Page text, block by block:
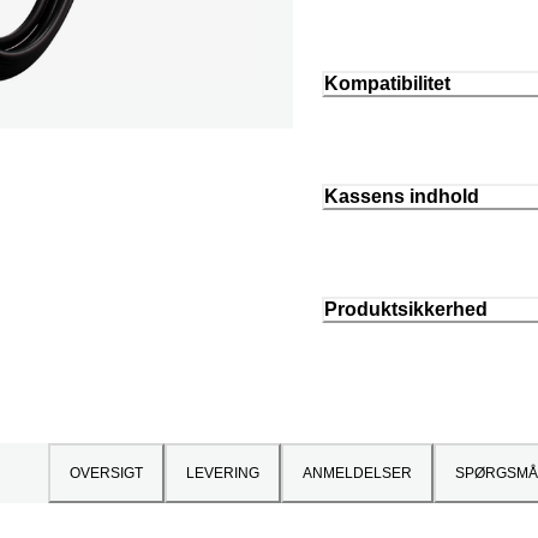
Kompatibilitet
Kassens indhold
Produktsikkerhed
OVERSIGT LEVERING ANMELDELSER